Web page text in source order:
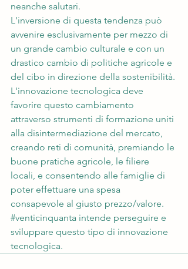
neanche salutari.
L'inversione di questa tendenza può
avvenire esclusivamente per mezzo di
un grande cambio culturale e con un
drastico cambio di politiche agricole e
del cibo in direzione della sostenibilità.
L'innovazione tecnologica deve
favorire questo cambiamento
attraverso strumenti di formazione uniti
alla disintermediazione del mercato,
creando reti di comunità, premiando le
buone pratiche agricole, le filiere
locali, e consentendo alle famiglie di
poter effettuare una spesa
consapevole al giusto prezzo/valore.
#venticinquanta intende perseguire e
sviluppare questo tipo di innovazione
tecnologica.